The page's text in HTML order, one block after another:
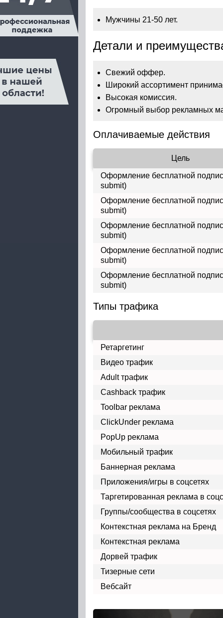
Мужчины 21-50 лет.
Детали и
Свежий оффер.
Широкий ассортимент
Высокая комиссия.
Огромный выбор рекламных
Оплачиваемые действия
Цель
Оформление бесплатной
submit)
Оформление бесплатной
submit)
Оформление бесплатной
submit)
Оформление бесплатной
submit)
Оформление бесплатной
submit)
Типы трафика
Ретаргетинг
Видео трафик
Adult трафик
Cashback трафик
Toolbar реклама
ClickUnder реклама
PopUp реклама
Мобильный трафик
Баннерная реклама
Приложения/игры в соцсетях
Таргетированная реклама в
Группы/сообщества в соцсетях
Контекстная реклама на Бренд
Контекстная реклама
Дорвей трафик
Тизерные сети
Вебсайт